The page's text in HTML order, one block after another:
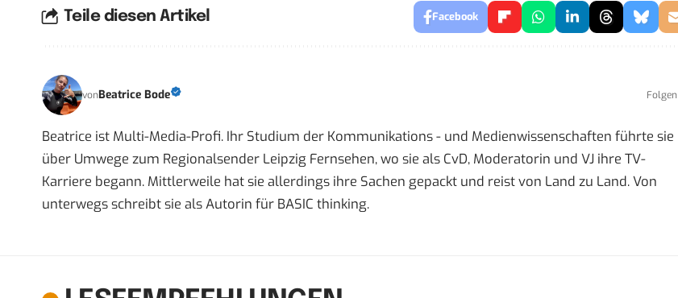
Teile diesen Artikel Facebook
vonBeatrice Bode Folgen
Beatrice ist Multi-Media-Profi. Ihr Studium der Kommunikations - und Medienwissenschaften führte sie
über Umwege zum Regionalsender Leipzig Fernsehen, wo sie als CvD, Moderatorin und VJ ihre TV-
Karriere begann. Mittlerweile hat sie allerdings ihre Sachen gepackt und reist von Land zu Land. Von
unterwegs schreibt sie als Autorin für BASIC thinking.